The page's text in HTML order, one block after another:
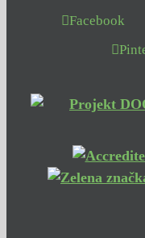
Facebook